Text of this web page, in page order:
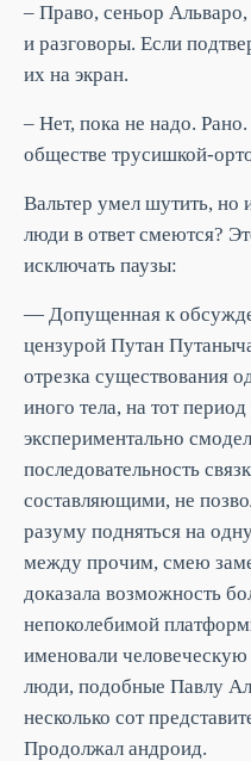
– Право, сеньор
и разговоры. Если
их на экран.
– Нет, пока не надо.
обществе трусишкой-
Вальтер умел шутить, но
люди в ответ смеются?
исключать паузы:
— Допущенная к
цензурой Путан
отрезка существования
иного тела, на тот
экспериментально
последовательность
составляющими, не
разуму подняться на
между прочим, смею
доказала возможность
непоколебимой
именовали
люди, подобные Павлу
несколько сот
Продолжал андроид.